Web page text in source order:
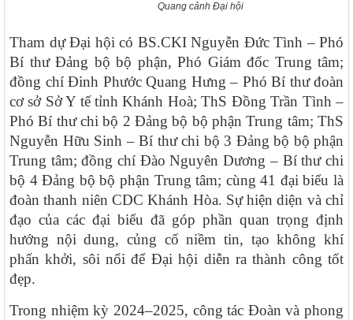
Quang cảnh Đại hội
Tham dự Đại hội có BS.CKI Nguyễn Đức Tình – Phó
Bí thư Đảng bộ bộ phận, Phó Giám đốc Trung tâm;
đồng chí Đinh Phước Quang Hưng – Phó Bí thư đoàn
cơ sở Sở Y tế tỉnh Khánh Hoà; ThS Đồng Trần Tình –
Phó Bí thư chi bộ 2 Đảng bộ bộ phận Trung tâm; ThS
Nguyễn Hữu Sinh – Bí thư chi bộ 3 Đảng bộ bộ phận
Trung tâm; đồng chí Đào Nguyên Dương – Bí thư chi
bộ 4 Đảng bộ bộ phận Trung tâm; cùng 41 đại biểu là
đoàn thanh niên CDC Khánh Hòa. Sự hiện diện và chỉ
đạo của các đại biểu đã góp phần quan trọng định
hướng nội dung, củng cố niềm tin, tạo không khí
phấn khởi, sôi nổi để Đại hội diễn ra thành công tốt
đẹp.
Trong nhiệm kỳ 2024–2025, công tác Đoàn và phong